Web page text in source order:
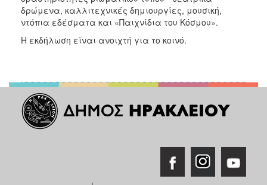
δρώμενα, καλλιτεχνικές δημιουργίες, μουσική,
ντόπια εδέσματα και «Παιχνίδια του Κόσμου».
Η εκδήλωση είναι ανοιχτή για το κοινό.